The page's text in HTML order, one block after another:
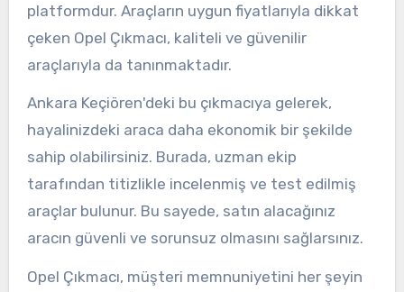
platformdur. Araçların uygun fiyatlarıyla dikkat
çeken Opel Çıkmacı, kaliteli ve güvenilir
araçlarıyla da tanınmaktadır.
Ankara Keçiören'deki bu çıkmacıya gelerek,
hayalinizdeki araca daha ekonomik bir şekilde
sahip olabilirsiniz. Burada, uzman ekip
tarafından titizlikle incelenmiş ve test edilmiş
araçlar bulunur. Bu sayede, satın alacağınız
aracın güvenli ve sorunsuz olmasını sağlarsınız.
Opel Çıkmacı, müşteri memnuniyetini her şeyin